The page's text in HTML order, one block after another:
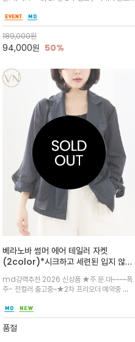
감과 신축성이 더해져 편안함은 물론 차분한 컬
러감으로 높은 활용도를 자랑셋업은 비즈니스 미
팅부터 가벼운 외출까지 세미
189,000원
94,000원 50%
베라노바 썸머 에어 테일러 자켓
(2color)*시크하고 세련된 입지 않은
듯 가벼운 100% 나일론 소재와 세련된
실루엣이 만나, 여름날의 단정한 애티튜
드를 완성/한여름에도 세련된 무드를 더
해주며 출근아이템으로 무조건
md강력추천 2026 신상품 ★주.문.대~~~~폭.
주- 전컬러 출고중~★2차 프리오더 예약중 ★
재로 완성된 썸머 자켓/차분한 라이트 카키와 모
던한 블랙 컬러 구성/출근/데일리/장마
품절